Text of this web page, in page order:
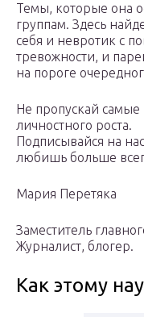
Темы, которые она
группам. Здесь
себя и невротик с
тревожности, и
на пороге
Не пропускай
личностного роста.
Подписывайся на
любишь больше
Мария Перетяка
Заместитель
Журналист, блогер.
Как этому